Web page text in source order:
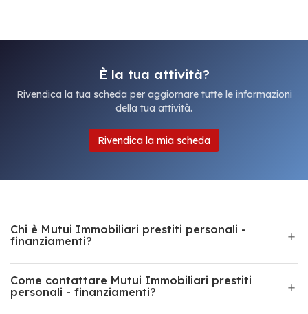
È la tua attività?
Rivendica la tua scheda per aggiornare tutte le informazioni
della tua attività.
Rivendica la mia scheda
Chi è Mutui Immobiliari prestiti personali -
finanziamenti?
Come contattare Mutui Immobiliari prestiti
personali - finanziamenti?